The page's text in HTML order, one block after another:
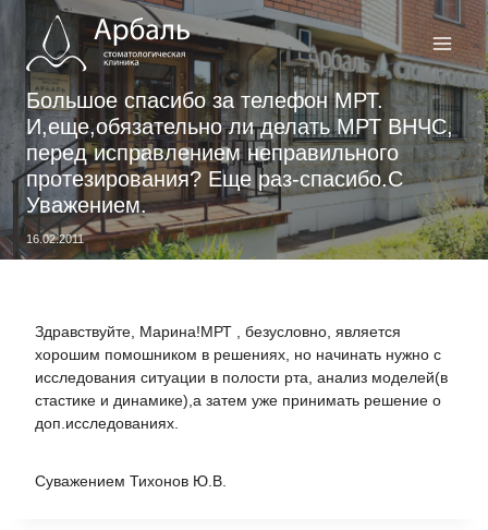
Перейти
содержимому
Большое спасибо за телефон МРТ.
И,еще,обязательно ли делать МРТ ВНЧС,
перед исправлением неправильного
протезирования? Еще раз-спасибо.С
Уважением.
16.02.2011
Здравствуйте, Марина!МРТ , безусловно, является
хорошим помошником в решениях, но начинать нужно с
исследования ситуации в полости рта, анализ моделей(в
стастике и динамике),а затем уже принимать решение о
доп.исследованиях.
Суважением Тихонов Ю.В.